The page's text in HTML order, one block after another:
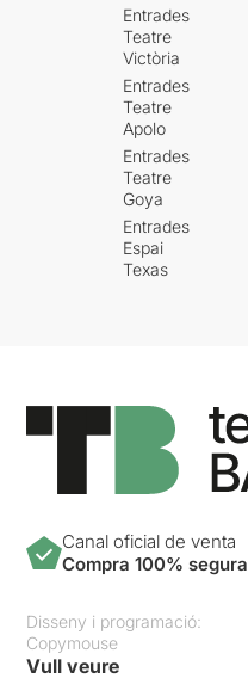
Entrades
Teatre
Victòria
Entrades
Teatre
Apolo
Entrades
Teatre
Goya
Entrades
Espai
Texas
Canal oficial de venta
Compra 100% segura
Disseny i programació:
Copymouse
Vull veure